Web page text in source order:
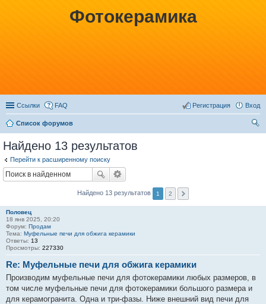
Фотокерамика
Ссылки FAQ Вход
Регистрация
Список форумов
Найдено 13 результатов
Перейти к расширенному поиску
Найдено 13 результатов 1 2
Половец
18 янв 2025, 20:20
Форум: Продам
Тема: Муфельные печи для обжига керамики
Ответы: 13
Просмотры: 227330
Re: Муфельные печи для обжига керамики
Производим муфельные печи для фотокерамики любых размеров, в
том числе муфельные печи для фотокерамики большого размера и
для керамогранита. Одна и три-фазы. Ниже внешний вид печи для